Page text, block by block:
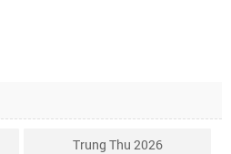
Trung Thu 2026